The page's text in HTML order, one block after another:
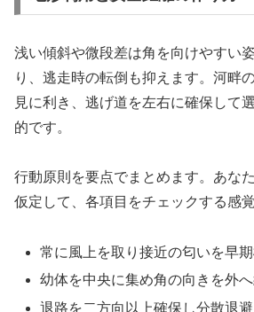
浅い傾斜や微段差は角を向けやすい
り、逃走時の転倒も抑えます。河畔
見に利き、逃げ道を左右に確保して
的です。
行動原則を要点でまとめます。あな
仮定して、各項目をチェックする感
常に風上を取り接近の匂いを早
幼体を中央に集め角の向きを外
退路を二方向以上確保し分散退避